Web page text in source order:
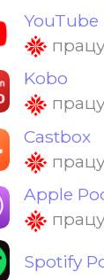
YouTube
Kobo
Castbox
Apple
Spotify